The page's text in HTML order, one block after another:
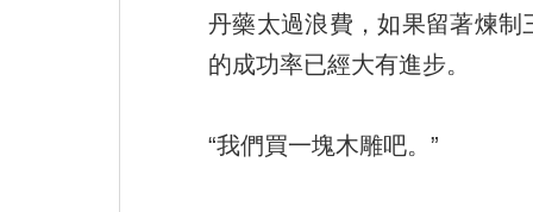
丹藥太過浪費，如果留著煉
的成功率已經大有進步。
“我們買一塊木雕吧。”